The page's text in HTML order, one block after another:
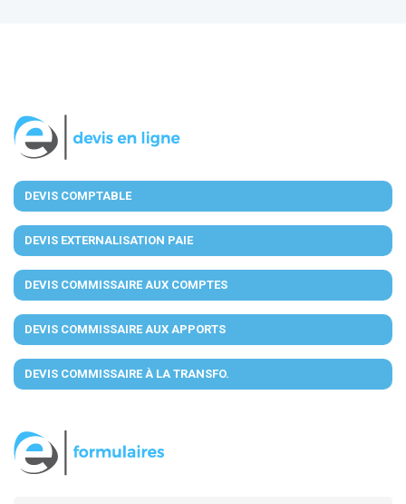
DEVIS COMPTABLE
DEVIS EXTERNALISATION PAIE
DEVIS COMMISSAIRE AUX COMPTES
DEVIS COMMISSAIRE AUX APPORTS
DEVIS COMMISSAIRE À LA TRANSFO.